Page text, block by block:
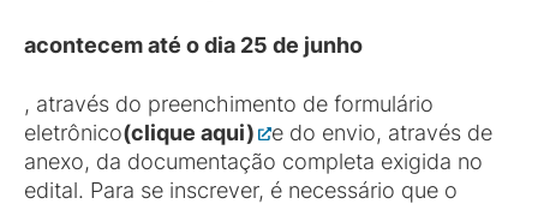
acontecematé o dia 25 de junho
, através do preenchimento de formulário
eletrônico(clique aqui)
e do envio, através de
anexo, da documentação completa exigida no
edital. Para se inscrever, é necessário que o